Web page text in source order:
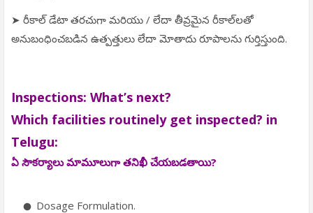
➤ రీకాల్ డేటా తరచుగా మరియు / లేదా తీవ్రమైన రీకాల్‌లతో
అనుబంధించబడిన ఉత్పత్తులు లేదా మోతాదు రూపాలను గుర్తిస్తుంది.
Inspections: What’s next?
Which facilities routinely get inspected? in
Telugu:
ఏ సౌకర్యాలు మామూలుగా తనిఖీ చేయబడతాయి?
Dosage Formulation.